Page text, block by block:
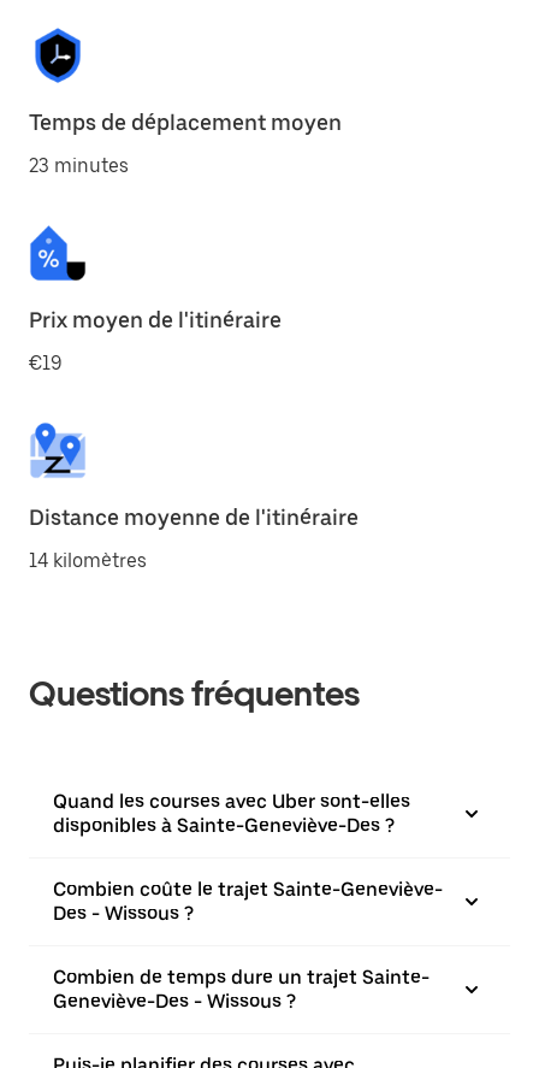
Temps de déplacement moyen
23 minutes
Prix moyen de l'itinéraire
€19
Distance moyenne de l'itinéraire
14 kilomètres
Questions fréquentes
Quand les courses avec Uber sont-elles
disponibles à Sainte-Geneviève-Des ?
Combien coûte le trajet Sainte-Geneviève-
Des - Wissous ?
Combien de temps dure un trajet Sainte-
Geneviève-Des - Wissous ?